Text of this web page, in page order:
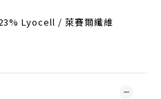
Lyocell / 萊賽爾纖維